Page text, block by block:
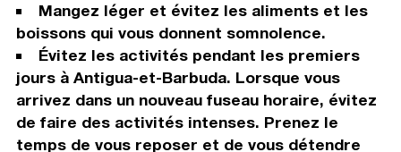
Mangez léger et évitez les aliments et les
boissons qui vous donnent somnolence.
Évitez les activités pendant les premiers
jours à Antigua-et-Barbuda. Lorsque vous
arrivez dans un nouveau fuseau horaire, évitez
de faire des activités intenses. Prenez le
temps de vous reposer et de vous détendre